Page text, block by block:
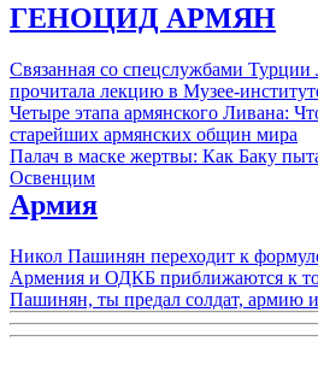
ГЕНОЦИД АРМЯН
Связанная со спецслужбами
прочитала лекцию в Музее-
Четыре этапа армянского Ливана:
старейших армянских общин мира
Палач в маске жертвы: Как Баку
Освенцим
Армия
Никол Пашинян переходит к
Армения и ОДКБ приближаются к
Пашинян, ты предал солдат, армию